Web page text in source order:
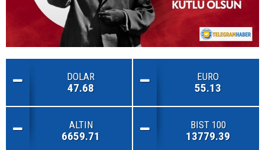
DOLAR
47.68
EURO
55.13
ALTIN
6659.71
BIST 100
13779.39